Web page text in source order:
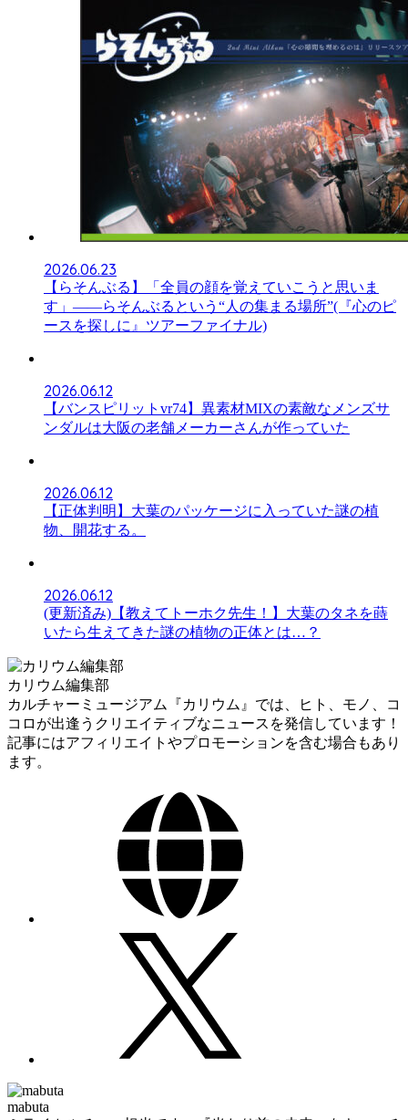
2026.06.23
【らそんぶる】「全員の顔を覚えていこうと思いま
す」――らそんぶるという“人の集まる場所”(『心のピ
ースを探しに』ツアーファイナル)
2026.06.12
【バンスピリットvr74】異素材MIXの素敵なメンズサ
ンダルは大阪の老舗メーカーさんが作っていた
2026.06.12
【正体判明】大葉のパッケージに入っていた謎の植
物、開花する。
2026.06.12
(更新済み)【教えてトーホク先生！】大葉のタネを蒔
いたら生えてきた謎の植物の正体とは…？
カリウム編集部
カルチャーミュージアム『カリウム』では、ヒト、モノ、コ
コロが出逢うクリエイティブなニュースを発信しています！
記事にはアフィリエイトやプロモーションを含む場合もあり
ます。
mabuta